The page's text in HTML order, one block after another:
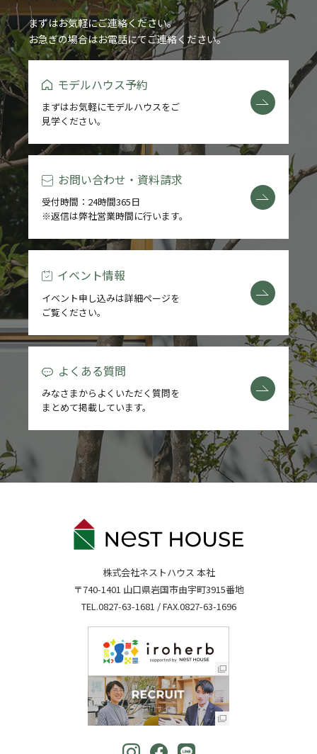
まずはお気軽にご連絡ください。
お急ぎの場合はお電話にてご連絡ください。
モデルハウス予約
まずはお気軽にモデルハウスをご
見学ください。
お問い合わせ・資料請求
受付時間：24時間365日
※返信は弊社営業時間に行います。
イベント情報
イベント申し込みは詳細ページを
ご覧ください。
よくある質問
みなさまからよくいただく質問を
まとめて掲載しています。
株式会社ネストハウス 本社
〒740-1401 山口県岩国市由宇町3915番地
TEL.0827-63-1681 / FAX.0827-63-1696